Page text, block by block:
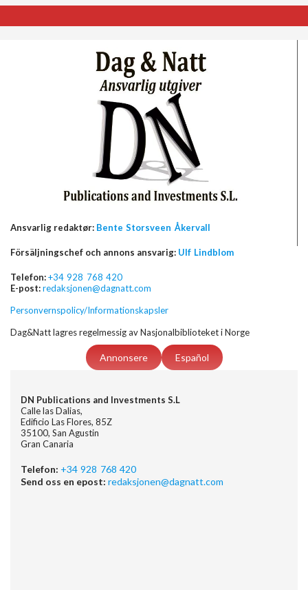
Ansvarlig redaktør: Bente Storsveen Åkervall
Försäljningschef och annons ansvarig: Ulf Lindblom
Telefon:+34 928 768 420
E-post:redaksjonen@dagnatt.com
Personvernspolicy/Informationskapsler
Dag&Natt lagres regelmessig av Nasjonalbiblioteket i Norge
Annonsere Español
DN Publications and Investments S.L
Calle las Dalias,
Edificio Las Flores, 85Z
35100, San Agustin
Gran Canaria
Telefon: +34 928 768 420
Send oss en epost: redaksjonen@dagnatt.com